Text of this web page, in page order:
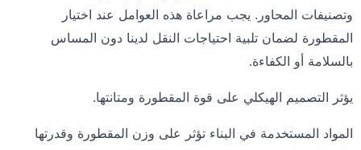
وتصنيفات المحاور. يجب مراعاة هذه العوامل عند اختيار
المقطورة لضمان تلبية احتياجات النقل لدينا دون المساس
بالسلامة أو الكفاءة.
يؤثر التصميم الهيكلي على قوة المقطورة ومتانتها.
المواد المستخدمة في البناء تؤثر على وزن المقطورة وقدرتها